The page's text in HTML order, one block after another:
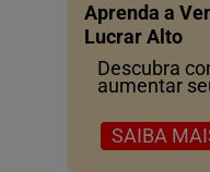
Aprenda a
Lucrar Alto
Descubra
aumentar
SAIBA